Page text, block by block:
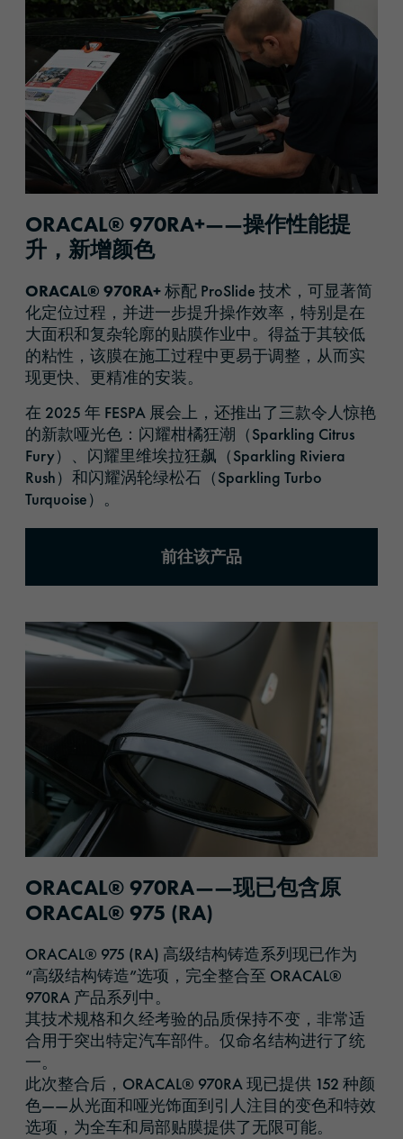
ORACAL® 970RA+——操作性能提
升，新增颜色
ORACAL® 970RA+标配 ProSlide 技术，可显著简
化定位过程，并进一步提升操作效率，特别是在
大面积和复杂轮廓的贴膜作业中。得益于其较低
的粘性，该膜在施工过程中更易于调整，从而实
现更快、更精准的安装。
在 2025 年 FESPA 展会上，还推出了三款令人惊艳
的新款哑光色：闪耀柑橘狂潮（Sparkling Citrus
Fury）、闪耀里维埃拉狂飙（Sparkling Riviera
Rush）和闪耀涡轮绿松石（Sparkling Turbo
Turquoise）。
前往该产品
ORACAL® 970RA——现已包含原
ORACAL® 975 (RA)
ORACAL® 975 (RA) 高级结构铸造系列现已作为
“高级结构铸造”选项，完全整合至 ORACAL®
970RA 产品系列中。
其技术规格和久经考验的品质保持不变，非常适
合用于突出特定汽车部件。仅命名结构进行了统
一。
此次整合后，ORACAL® 970RA 现已提供 152 种颜
色——从光面和哑光饰面到引人注目的变色和特效
选项，为全车和局部贴膜提供了无限可能。